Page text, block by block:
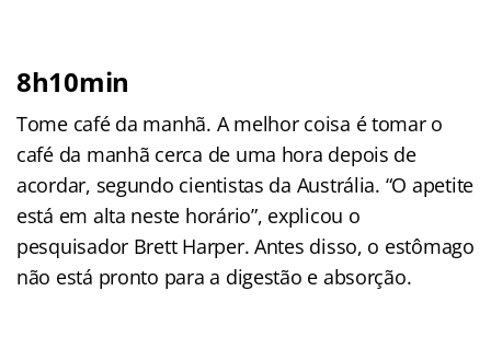
8h10min
Tome café da manhã. A melhor coisa é tomar o
café da manhã cerca de uma hora depois de
acordar, segundo cientistas da Austrália. “O apetite
está em alta neste horário”, explicou o
pesquisador Brett Harper. Antes disso, o estômago
não está pronto para a digestão e absorção.